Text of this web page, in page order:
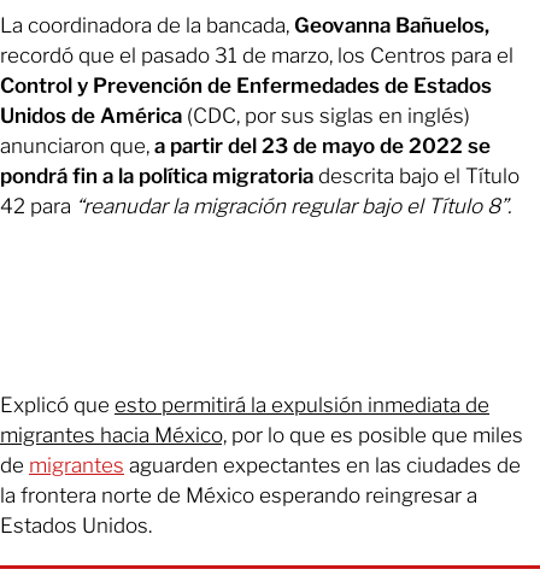
La coordinadora de la bancada, Geovanna Bañuelos,
recordó que el pasado 31 de marzo, los Centros para el
Control y Prevención de Enfermedades de Estados
Unidos de América (CDC, por sus siglas en inglés)
anunciaron que, a partir del 23 de mayo de 2022 se
pondrá fin a la política migratoria descrita bajo el Título
42 para “reanudar la migración regular bajo el Título 8”.
Explicó que esto permitirá la expulsión inmediata de
migrantes hacia México, por lo que es posible que miles
de migrantes aguarden expectantes en las ciudades de
la frontera norte de México esperando reingresar a
Estados Unidos.